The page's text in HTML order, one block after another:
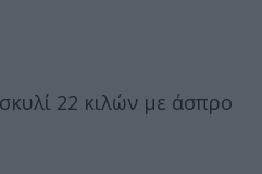
22 κιλών με άσπρο